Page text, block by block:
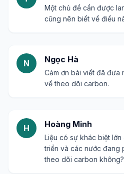
Một chủ đề cần được
cũng nên biết về điều
N Ngọc Hà
Cảm ơn bài viết đã đưa
về theo dõi carbon.
H Hoàng Minh
Liệu có sự khác biệt
triển và các nước đang
theo dõi carbon không?